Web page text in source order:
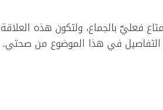
فعليّ بالجماع، ولتكون هذه العلاقة
التفاصيل في هذا الموضوع من صحتي.